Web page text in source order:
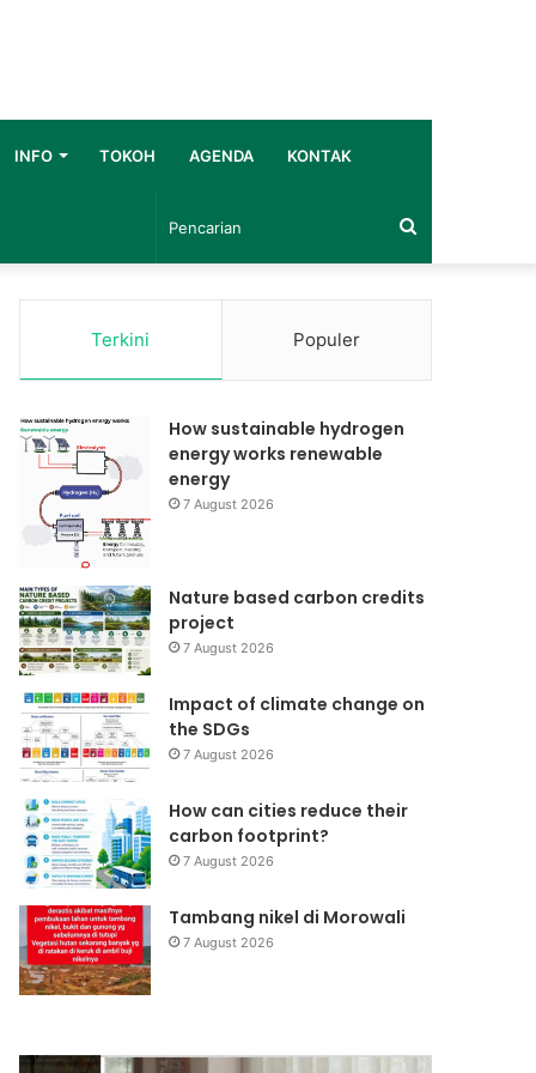
INFO TOKOH AGENDA KONTAK
Pencarian
Terkini Populer
How sustainable hydrogen
energy works renewable
energy
7 August 2026
Nature based carbon credits
project
7 August 2026
Impact of climate change on
the SDGs
7 August 2026
How can cities reduce their
carbon footprint?
7 August 2026
Tambang nikel di Morowali
7 August 2026
Ulang